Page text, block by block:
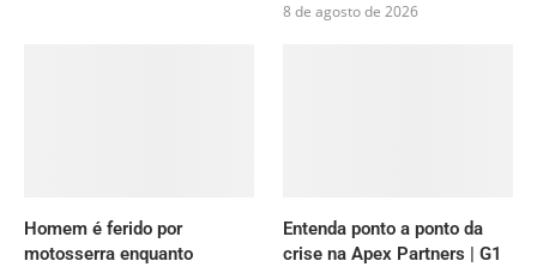
8 de agosto de 2026
Homem é ferido por
motosserra enquanto
Entenda ponto a ponto da
crise na Apex Partners | G1